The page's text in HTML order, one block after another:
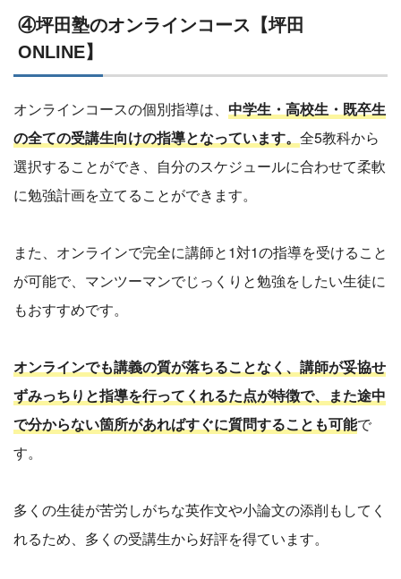
④坪田塾のオンラインコース【坪田
ONLINE】
オンラインコースの個別指導は、 中学生・高校生・既卒生
の全ての受講生向けの指導となっています。 全5教科から
選択することができ、自分のスケジュールに合わせて柔軟
に勉強計画を立てることができます。
また、オンラインで完全に講師と1対1の指導を受けること
が可能で、マンツーマンでじっくりと勉強をしたい生徒に
もおすすめです。
オンラインでも講義の質が落ちることなく、講師が妥協せ
ずみっちりと指導を行ってくれるた点が特徴で、また途中
で分からない箇所があればすぐに質問することも可能で
す。
多くの生徒が苦労しがちな英作文や小論文の添削もしてく
れるため、多くの受講生から好評を得ています。